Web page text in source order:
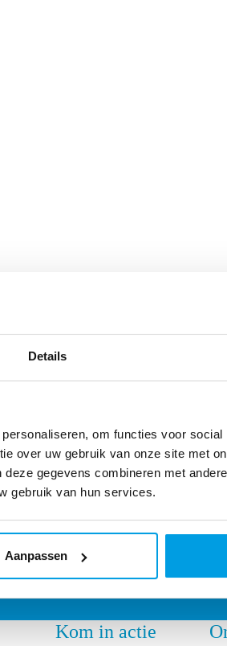
Details
om functies voor social
over uw gebruik van onze site met
gegevens combineren met
gebruik van hun services.
Aanpassen
Kom in actie